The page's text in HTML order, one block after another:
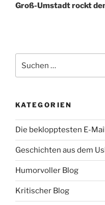
Groß-Umstadt rockt
nach:
KATEGORIEN
Die beklopptesten E-
Geschichten aus dem
Humorvoller Blog
Kritischer Blog